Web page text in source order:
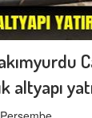
altyapı